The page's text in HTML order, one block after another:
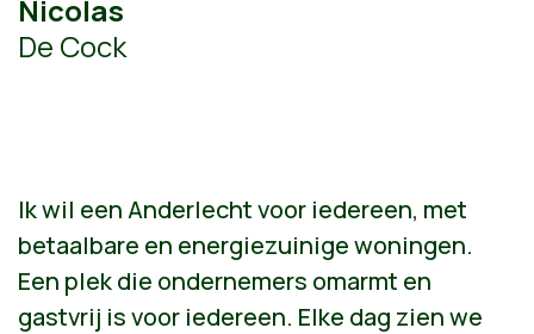
Nicolas
De Cock
Ik wil een Anderlecht voor iedereen, met
betaalbare en energiezuinige woningen.
Een plek die ondernemers omarmt en
gastvrij is voor iedereen. Elke dag zien we